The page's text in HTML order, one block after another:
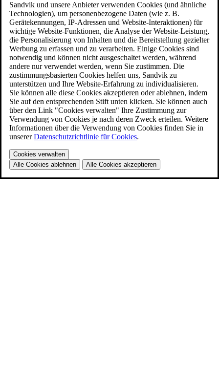
Sandvik und unsere Anbieter verwenden Cookies (und ähnliche
Technologien), um personenbezogene Daten (wie z. B.
Gerätekennungen, IP-Adressen und Website-Interaktionen) für
wichtige Website-Funktionen, die Analyse der Website-Leistung,
die Personalisierung von Inhalten und die Bereitstellung gezielter
Werbung zu erfassen und zu verarbeiten. Einige Cookies sind
notwendig und können nicht ausgeschaltet werden, während
andere nur verwendet werden, wenn Sie zustimmen. Die
zustimmungsbasierten Cookies helfen uns, Sandvik zu
unterstützen und Ihre Website-Erfahrung zu individualisieren.
Sie können alle diese Cookies akzeptieren oder ablehnen, indem
Sie auf den entsprechenden Stift unten klicken. Sie können auch
über den Link "Cookies verwalten" Ihre Zustimmung zur
Verwendung von Cookies je nach deren Zweck erteilen. Weitere
Informationen über die Verwendung von Cookies finden Sie in
unsererDatenschutzrichtlinie für Cookies.
Cookies verwalten
Alle Cookies ablehnen
Alle Cookies akzeptieren